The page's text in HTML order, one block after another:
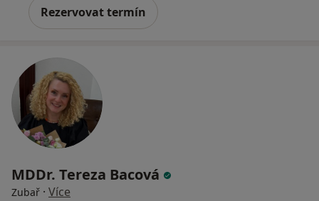
Rezervovat termín
MDDr. Tereza Bacová
Zubař · Více